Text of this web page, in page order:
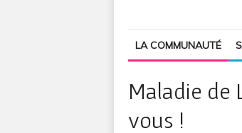
LA COMMUNAUTÉ
Maladie de
vous !